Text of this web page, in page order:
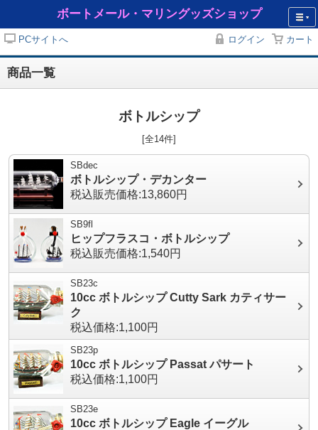
ボートメール・マリングッズショップ
PCサイトへ ログイン カート
商品一覧
ボトルシップ
[全14件]
SBdec
ボトルシップ・デカンター
税込販売価格:13,860円
SB9fl
ヒップフラスコ・ボトルシップ
税込販売価格:1,540円
SB23c
10cc ボトルシップ Cutty Sark カティサー
ク
税込価格:1,100円
SB23p
10cc ボトルシップ Passat パサート
税込価格:1,100円
SB23e
10cc ボトルシップ Eagle イーグル